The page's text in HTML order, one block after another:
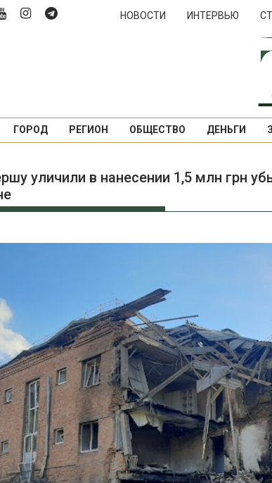
НОВОСТИ ИНТЕРВЬЮ
ГОРОД РЕГИОН ОБЩЕСТВО ДЕНЬГИ
уличили в нанесении 1,5 млн грн